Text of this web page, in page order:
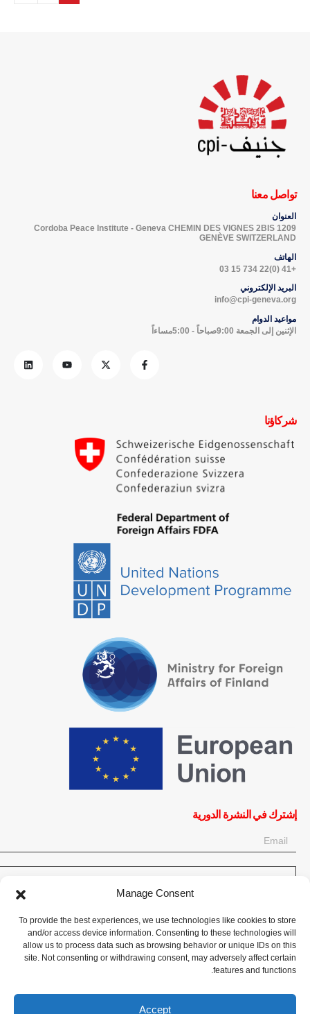
Manage Consent
To provide the best experiences, we use technologies like cookies to store
and/or access device information. Consenting to these technologies will
allow us to process data such as browsing behavior or unique IDs on this
site. Not consenting or withdrawing consent, may adversely affect certain
features and functions.
Accept
تواصل معنا
العنوان
Cordoba Peace Institute - Geneva CHEMIN DES VIGNES 2BIS 1209
GENÈVE SWITZERLAND
الهاتف
+41 (0)22 734 15 03
البريد الإلكتروني
info@cpi-geneva.org
مواعيد الدوام
الإثنين إلى الجمعة 9:00صباحاً - 5:00مساءاً
شركاؤنا
إشترك في النشرة الدورية
على النشرة الإخبارية:
تبرع الآن